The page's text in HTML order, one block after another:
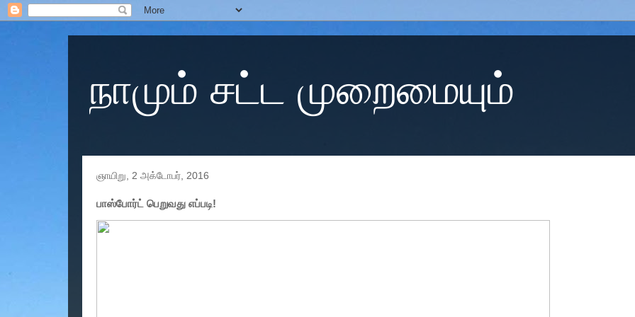
நாமும் சட்ட முறைமையும்
ஞாயிறு, 2 அக்டோபர், 2016
பாஸ்போர்ட் பெறுவது எப்படி!